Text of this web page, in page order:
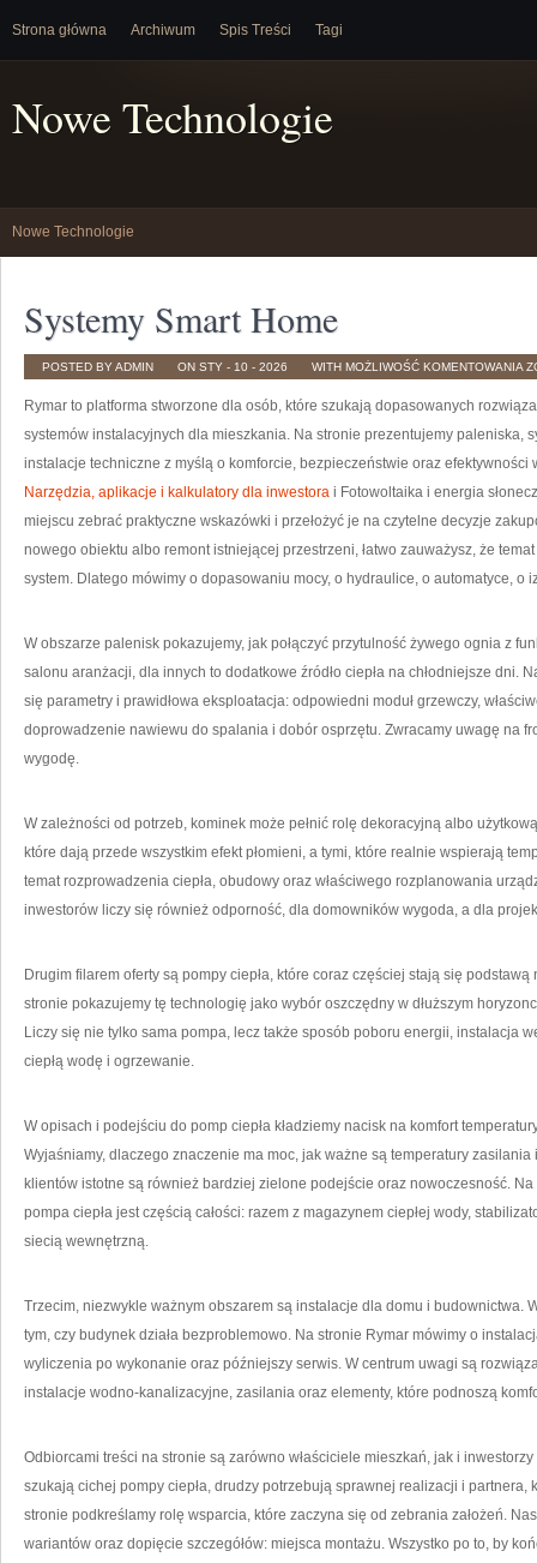
Strona główna Archiwum Spis Treści Tagi
Nowe Technologie
Nowe Technologie
Systemy Smart Home
POSTED BY ADMIN ON STY - 10 - 2026 WITH MOŻLIWOŚĆ KOMENTOWANIA
Rymar to platforma stworzone dla osób, które szukają dopasowanych
systemów instalacyjnych dla mieszkania. Na stronie prezentujemy paleniska,
instalacje techniczne z myślą o komforcie, bezpieczeństwie oraz
Narzędzia, aplikacje i kalkulatory dla inwestora i Fotowoltaika i energia
miejscu zebrać praktyczne wskazówki i przełożyć je na czytelne decyzje
nowego obiektu albo remont istniejącej przestrzeni, łatwo zauważysz, że
system. Dlatego mówimy o dopasowaniu mocy, o hydraulice, o automatyce, o
W obszarze palenisk pokazujemy, jak połączyć przytulność żywego ognia z
salonu aranżacji, dla innych to dodatkowe źródło ciepła na chłodniejsze dni.
się parametry i prawidłowa eksploatacja: odpowiedni moduł grzewczy,
doprowadzenie nawiewu do spalania i dobór osprzętu. Zwracamy uwagę na
wygodę.
W zależności od potrzeb, kominek może pełnić rolę dekoracyjną albo
które dają przede wszystkim efekt płomieni, a tymi, które realnie wspierają
temat rozprowadzenia ciepła, obudowy oraz właściwego rozplanowania
inwestorów liczy się również odporność, dla domowników wygoda, a dla
Drugim filarem oferty są pompy ciepła, które coraz częściej stają się
stronie pokazujemy tę technologię jako wybór oszczędny w dłuższym
Liczy się nie tylko sama pompa, lecz także sposób poboru energii, instalacja
ciepłą wodę i ogrzewanie.
W opisach i podejściu do pomp ciepła kładziemy nacisk na komfort
Wyjaśniamy, dlaczego znaczenie ma moc, jak ważne są temperatury
klientów istotne są również bardziej zielone podejście oraz nowoczesność.
pompa ciepła jest częścią całości: razem z magazynem ciepłej wody,
siecią wewnętrzną.
Trzecim, niezwykle ważnym obszarem są instalacje dla domu i budownictwa.
tym, czy budynek działa bezproblemowo. Na stronie Rymar mówimy o
wyliczenia po wykonanie oraz późniejszy serwis. W centrum uwagi są
instalacje wodno-kanalizacyjne, zasilania oraz elementy, które podnoszą
Odbiorcami treści na stronie są zarówno właściciele mieszkań, jak i
szukają cichej pompy ciepła, drudzy potrzebują sprawnej realizacji i partnera,
stronie podkreślamy rolę wsparcia, które zaczyna się od zebrania założeń.
wariantów oraz dopięcie szczegółów: miejsca montażu. Wszystko po to, by